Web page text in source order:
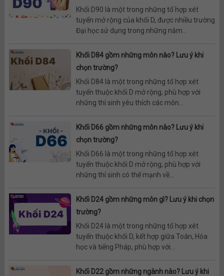
Khối D90 là một trong những tổ hợp xét
tuyển mở rộng của khối D, được nhiều trường
Đại học sử dụng trong những năm...
Khối D84 gồm những môn nào? Lưu ý khi
chọn trường?
Khối D84 là một trong những tổ hợp xét
tuyển thuộc khối D mở rộng, phù hợp với
những thí sinh yêu thích các môn...
Khối D66 gồm những môn nào? Lưu ý khi
chọn trường?
Khối D66 là một trong những tổ hợp xét
tuyển thuộc khối D mở rộng, phù hợp với
những thí sinh có thế mạnh về...
Khối D24 gồm những môn gì? Lưu ý khi chọn
trường?
Khối D24 là một trong những tổ hợp xét
tuyển thuộc khối D, kết hợp giữa Toán, Hóa
học và tiếng Pháp, phù hợp với...
Khối D22 gồm những ngành nào? Lưu ý khi